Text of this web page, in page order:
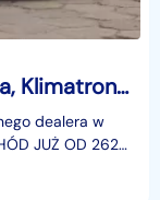
Nissan Qashqai II , Salon Polska, Klimatronic, Tempomat
dealera w
jest aktua